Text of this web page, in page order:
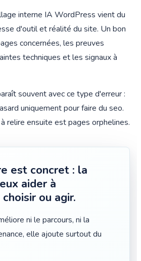
interne IA WordPress vient du
d'outil et réalité du site. Un bon
concernées, les preuves
techniques et les signaux à
souvent avec ce type d'erreur :
uniquement pour faire du seo.
relire ensuite est pages orphelines.
est concret : la
aider à
ou agir.
ni le parcours, ni la
elle ajoute surtout du